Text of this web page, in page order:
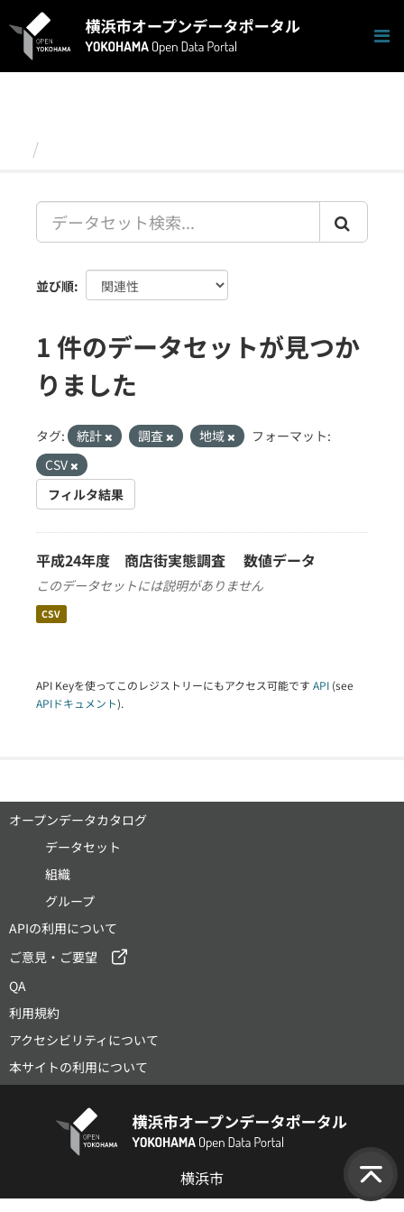
キ
並び順
1 件のデータセットが見つか
りました
タグ: 統計 調査 地域
フォーマット:
CSV
フィルタ結果
平成24年度 商店街実態調査 数値データ
このデータセットには説明がありません
CSV
API Keyを使ってこのレジストリーにもアクセス可能です API (see
APIドキュメント).
オープンデータカタログ
データセット
組織
グループ
APIの利用について
ご意見・ご要望
QA
利用規約
アクセシビリティについて
本サイトの利用について
横浜市